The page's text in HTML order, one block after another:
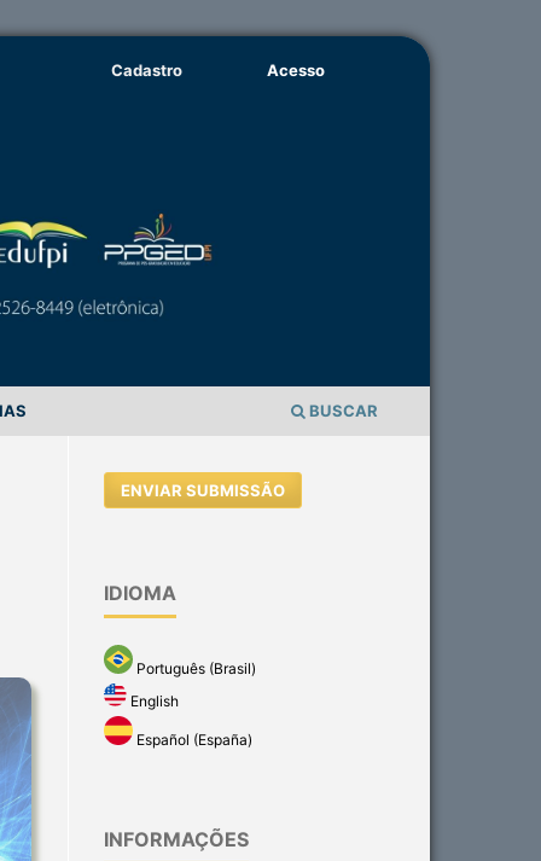
BUSCAR
Cadastro Acesso
ENVIAR SUBMISSÃO
IDIOMA
Português (Brasil)
English
Español (España)
INFORMAÇÕES